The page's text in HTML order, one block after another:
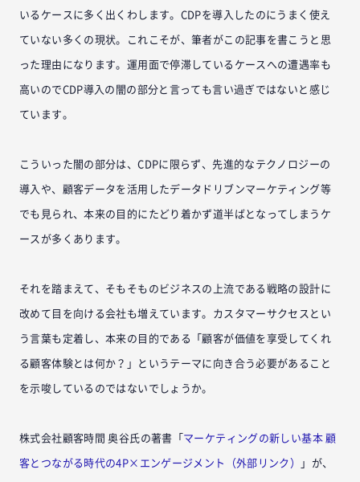
いるケースに多く出くわします。CDPを導入したのにうまく使え
ていない多くの現状。これこそが、筆者がこの記事を書こうと思
った理由になります。運用面で停滞しているケースへの遭遇率も
高いのでCDP導入の闇の部分と言っても言い過ぎではないと感じ
ています。
こういった闇の部分は、CDPに限らず、先進的なテクノロジーの
導入や、顧客データを活用したデータドリブンマーケティング等
でも見られ、本来の目的にたどり着かず道半ばとなってしまうケ
ースが多くあります。
それを踏まえて、そもそものビジネスの上流である戦略の設計に
改めて目を向ける会社も増えています。カスタマーサクセスとい
う言葉も定着し、本来の目的である「顧客が価値を享受してくれ
る顧客体験とは何か？」というテーマに向き合う必要があること
を示唆しているのではないでしょうか。
株式会社顧客時間 奥谷氏の著書「 マーケティングの新しい基本 顧
客とつながる時代の4P×エンゲージメント（外部リンク） 」が、